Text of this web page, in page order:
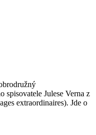
spisovatele Julese Verna z
extraordinaires). Jde o